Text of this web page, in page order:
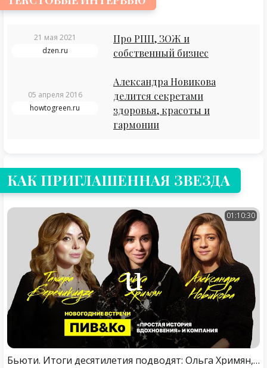
21 мая 2021
dzen.ru
Про РПП, ЗОЖ и
собственный бизнес
05 апреля 2016
howtogreen.ru
Александра Новикова
делится секретами
здоровья, красоты и
гармонии
КАК ПРИГЛАШЕННАЯ ЗВЕЗДА
01:10:30
Бьюти. Итоги десятилетия подводят: Ольга Хримян, Тамара Беречикидзе, Александра Новикова